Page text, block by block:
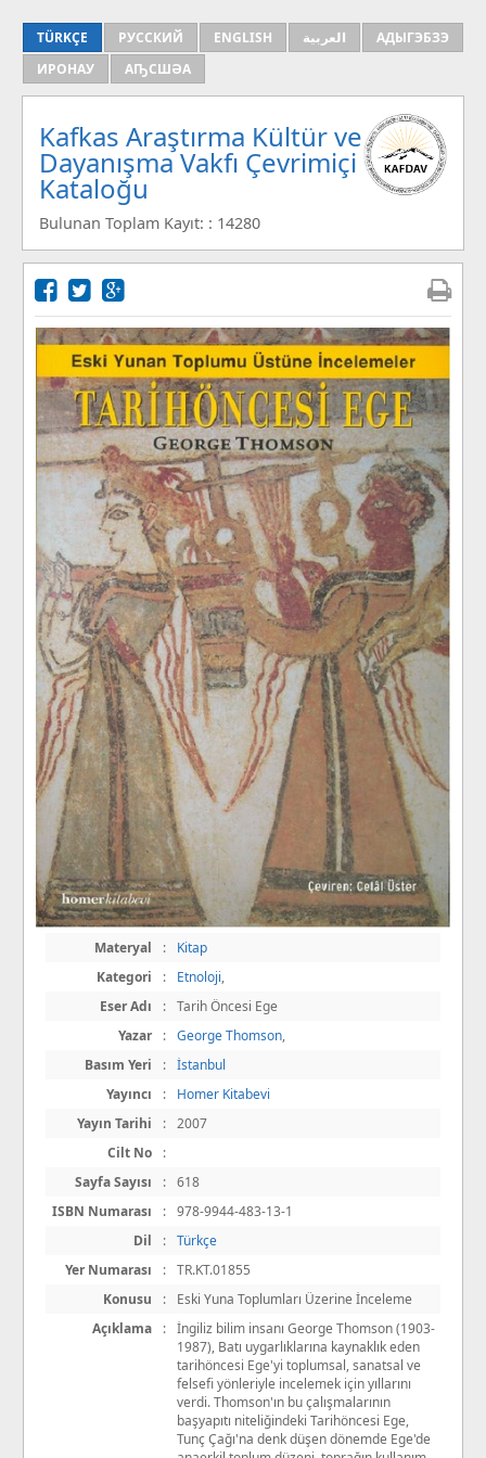
TÜRKÇE РУССКИЙ ENGLISH العربية
АДЫГЭБЗЭ
ИРОНАУ
АҦСШӘА
Kafkas Araştırma Kültür ve
Dayanışma Vakfı Çevrimiçi
Kataloğu
Bulunan Toplam Kayıt: : 14280
Materyal :
Kitap
Kategori
: Etnoloji,
Eser Adı
: Tarih Öncesi Ege
Yazar
: George Thomson,
Basım Yeri
: İstanbul
Yayıncı
:
Homer Kitabevi
Yayın Tarihi
: 2007
Cilt No
:
Sayfa Sayısı
: 618
ISBN Numarası
: 978-9944-483-13-1
Dil
: Türkçe
Yer Numarası
: TR.KT.01855
Konusu
:
Eski Yuna Toplumları Üzerine İnceleme
Açıklama
: İngiliz bilim insanı George Thomson (1903-
1987), Batı uygarlıklarına kaynaklık eden
tarihöncesi Ege'yi toplumsal, sanatsal ve
felsefi yönleriyle incelemek için yıllarını
verdi. Thomson'ın bu çalışmalarının
başyapıtı niteliğindeki Tarihöncesi Ege,
Tunç Çağı'na denk düşen dönemde Ege'de